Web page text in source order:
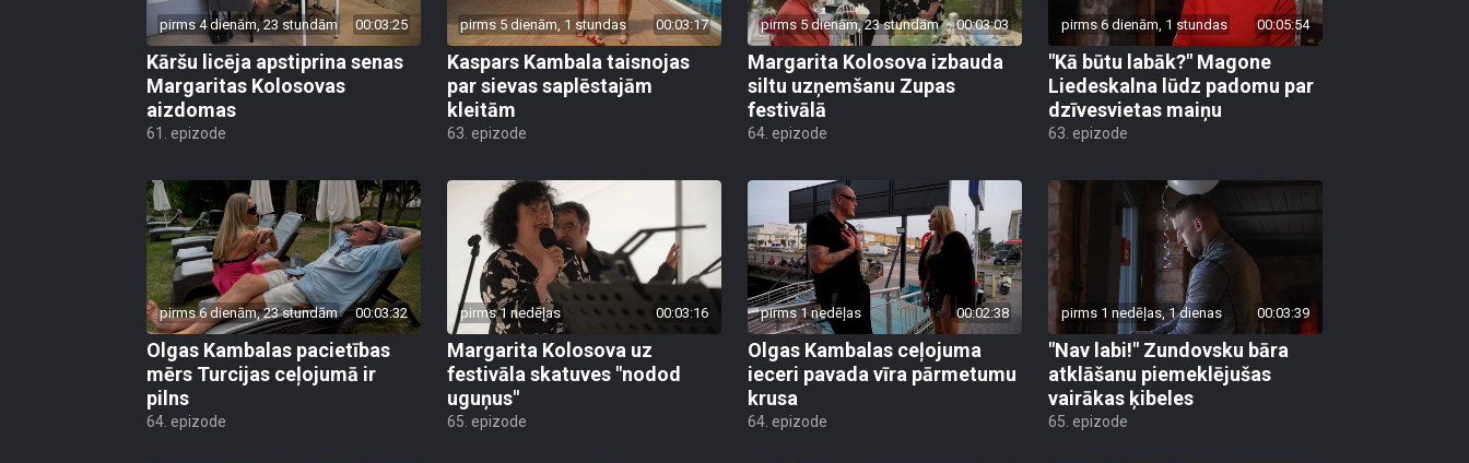
pirms 4 dienām, 23 stundām 00:03:25
Kāršu licēja apstiprina senas
Margaritas Kolosovas
aizdomas
61. epizode
pirms 5 dienām, 1 stundas 00:03:17
Kaspars Kambala taisnojas
par sievas saplēstajām
kleitām
63. epizode
pirms 5 dienām, 23 stundām 00:03:03
Margarita Kolosova izbauda
siltu uzņemšanu Zupas
festivālā
64. epizode
pirms 6 dienām, 1 stundas 00:05:54
"Kā būtu labāk?" Magone
Liedeskalna lūdz padomu par
dzīvesvietas maiņu
63. epizode
pirms 6 dienām, 23 stundām 00:03:32
Olgas Kambalas pacietības
mērs Turcijas ceļojumā ir
pilns
64. epizode
pirms 1 nedēļas 00:03:16
Margarita Kolosova uz
festivāla skatuves "nodod
uguņus"
65. epizode
pirms 1 nedēļas 00:02:38
Olgas Kambalas ceļojuma
ieceri pavada vīra pārmetumu
krusa
64. epizode
pirms 1 nedēļas, 1 dienas 00:03:39
"Nav labi!" Zundovsku bāra
atklāšanu piemeklējušas
vairākas ķibeles
65. epizode